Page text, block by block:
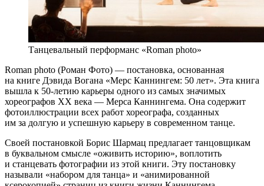
Танцевальный перформанс «Roman photo»
Roman photo (Роман Фото) — постановка, основанная
на книге Дэвида Вогана «Мерс Каннингем: 50 лет». Эта книга
вышла к 50-летию карьеры одного из самых значимых
хореографов ХХ века — Мерса Каннингема. Она содержит
фотоиллюстрации всех работ хореографа, созданных
им за долгую и успешную карьеру в современном танце.
Своей постановкой Борис Шармац предлагает танцовщикам
в буквальном смысле «оживить историю», воплотить
и станцевать фотографии из этой книги. Эту постановку
называли «набором для танца» и «анимированной